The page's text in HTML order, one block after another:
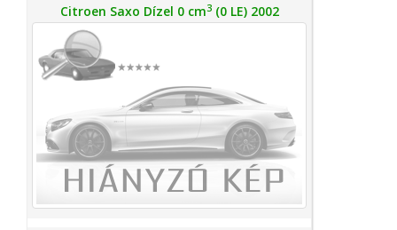
Citroen Saxo Dízel 0 cm3(0 LE) 2002